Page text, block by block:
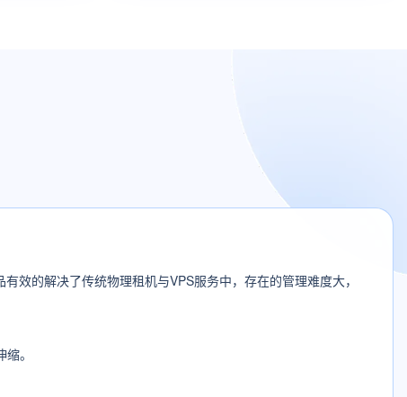
效的解决了传统物理租机与VPS服务中，存在的管理难度大，
。